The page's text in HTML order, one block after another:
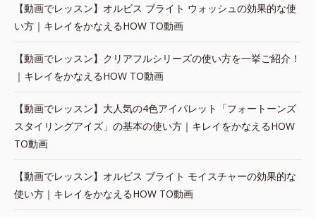
【動画でレッスン】オルビス ブライト ウォッシュの効果的な使
い方｜キレイをかなえるHOW TO動画
【動画でレッスン】クリアフルシリーズの使い方を一挙ご紹介！
｜キレイをかなえるHOW TO動画
【動画でレッスン】大人気の4色アイパレット「フォートーンズ
スタイリングアイズ」の基本の使い方｜キレイをかなえるHOW
TO動画
【動画でレッスン】オルビス ブライト モイスチャーの効果的な
使い方｜キレイをかなえるHOW TO動画